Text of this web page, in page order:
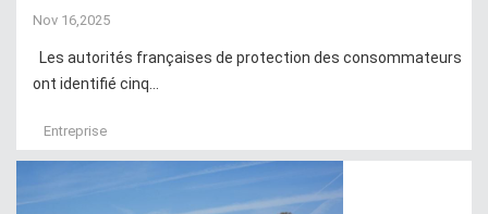
Nov 16,2025
Les autorités françaises de protection des consommateurs
ont identifié cinq...
Entreprise